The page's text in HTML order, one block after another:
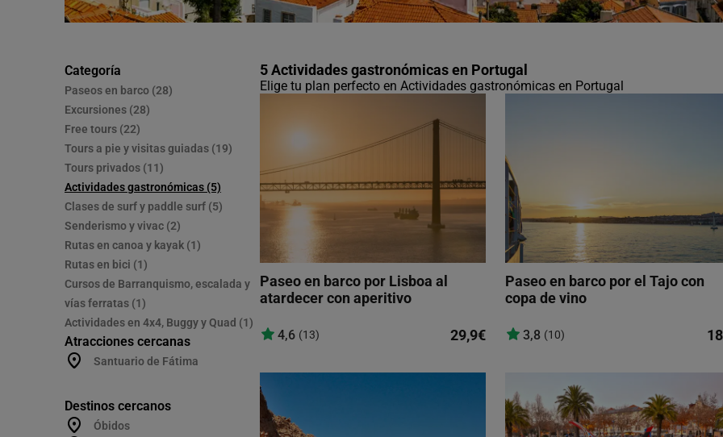
Categoría
Paseos en barco (28)
Excursiones (28)
Free tours (22)
Tours a pie y visitas guiadas (19)
Tours privados (11)
Actividades gastronómicas (5)
Clases de surf y paddle surf (5)
Senderismo y vivac (2)
Rutas en canoa y kayak (1)
Rutas en bici (1)
Cursos de Barranquismo, escalada y
vías ferratas (1)
Actividades en 4x4, Buggy y Quad (1)
Atracciones cercanas
Santuario de Fátima
Destinos cercanos
Óbidos
5 Actividades gastronómicas en Portugal
Elige tu plan perfecto en Actividades gastronómicas en Portugal
Paseo en barco por Lisboa al
atardecer con aperitivo
4,6 (13) 29,9€
Paseo en barco por el Tajo con
copa de vino
3,8 (10)